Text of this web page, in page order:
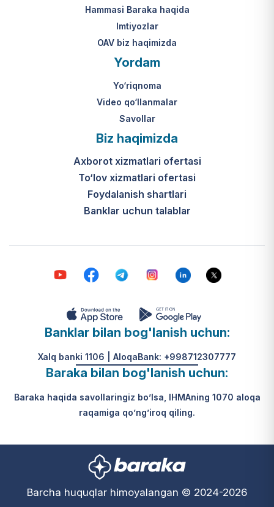
Hammasi Baraka haqida
Imtiyozlar
OAV biz haqimizda
Yordam
Yo‘riqnoma
Video qo‘llanmalar
Savollar
Biz haqimizda
Axborot xizmatlari ofertasi
To‘lov xizmatlari ofertasi
Foydalanish shartlari
Banklar uchun talablar
Banklar bilan bog'lanish uchun:
Xalq banki 1106 | AloqaBank: +998712307777
Baraka bilan bog'lanish uchun:
Baraka haqida savollaringiz bo’lsa, IHMAning 1070 aloqa
raqamiga qo’ng’iroq qiling.
Barcha huquqlar himoyalangan © 2024-2026